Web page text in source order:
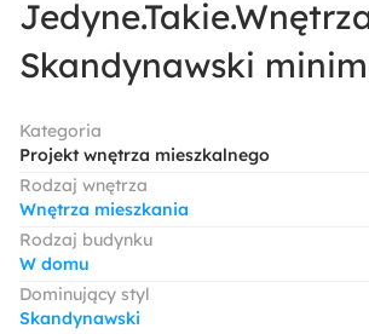
Skandynawski
Kategoria
Projekt wnętrza mieszkalnego
Rodzaj wnętrza
Wnętrza mieszkania
Rodzaj budynku
W domu
Dominujący styl
Skandynawski